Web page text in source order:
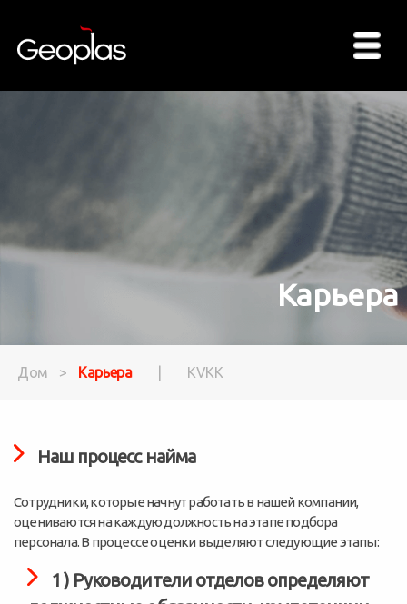
Карьера
Дом > Карьера KVKK
Наш процесс найма
Сотрудники, которые начнут работать в нашей компании,
оцениваются на каждую должность на этапе подбора
персонала. В процессе оценки выделяют следующие этапы:
1 ) Руководители отделов определяют